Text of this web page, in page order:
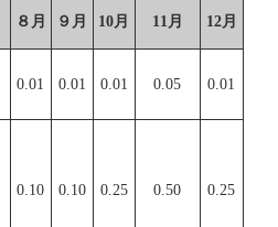
８月 ９月 10月 11月 12月
0.01 0.01 0.01 0.05
0.01
0.10 0.10 0.25 0.50 0.25